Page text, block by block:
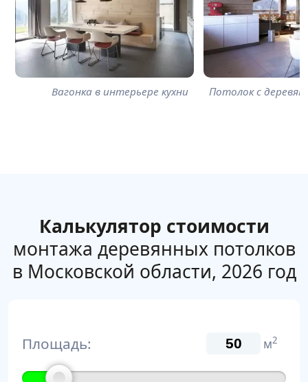
Вагонка в интерьере кухни Потолок с
Калькулятор стоимости
монтажа деревянных потолков
в Московской области, 2026 год
Площадь: м2